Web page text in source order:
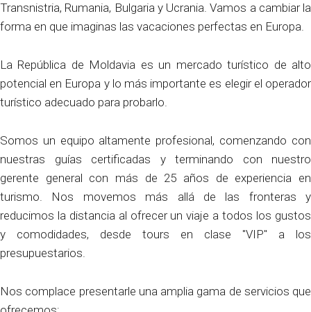
Transnistria, Rumania, Bulgaria y Ucrania. Vamos a cambiar la
forma en que imaginas las vacaciones perfectas en Europa.
La República de Moldavia es un mercado turístico de alto
potencial en Europa y lo más importante es elegir el operador
turístico adecuado para probarlo.
Somos un equipo altamente profesional, comenzando con
nuestras guías certificadas y terminando con nuestro
gerente general con más de 25 años de experiencia en
turismo. Nos movemos más allá de las fronteras y
reducimos la distancia al ofrecer un viaje a todos los gustos
y comodidades, desde tours en clase "VIP" a los
presupuestarios.
Nos complace presentarle una amplia gama de servicios que